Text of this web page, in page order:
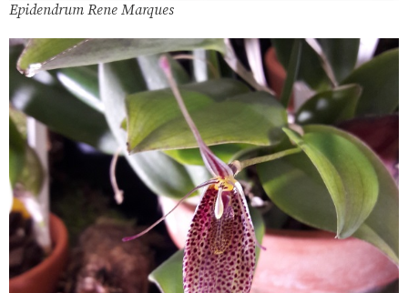
Epidendrum Rene Marques